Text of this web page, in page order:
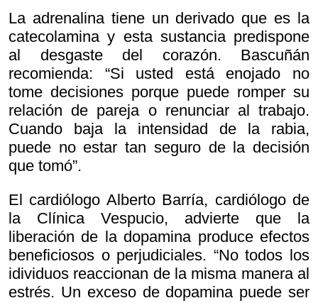
La adrenalina tiene un derivado que es la
catecolamina y esta sustancia predispone
al desgaste del corazón. Bascuñán
recomienda: “Si usted está enojado no
tome decisiones porque puede romper su
relación de pareja o renunciar al trabajo.
Cuando baja la intensidad de la rabia,
puede no estar tan seguro de la decisión
que tomó”.
El cardiólogo Alberto Barría, cardiólogo de
la Clínica Vespucio, advierte que la
liberación de la dopamina produce efectos
beneficiosos o perjudiciales. “No todos los
idividuos reaccionan de la misma manera al
estrés. Un exceso de dopamina puede ser